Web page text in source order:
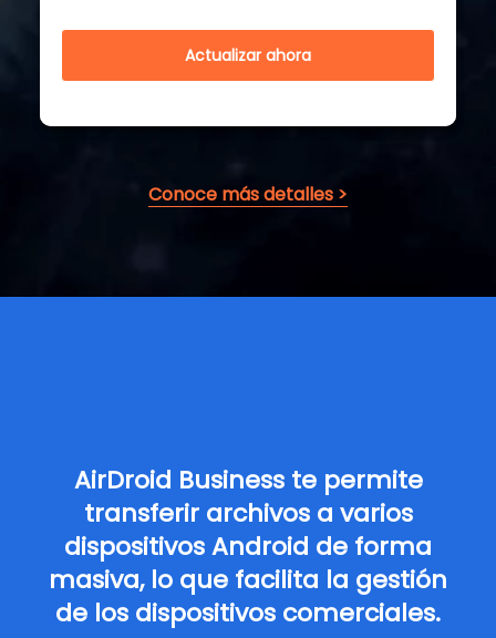
Actualizar ahora
Conoce más detalles >
AirDroid Business te permite
transferir archivos a varios
dispositivos Android de forma
masiva, lo que facilita la gestión
de los dispositivos comerciales.